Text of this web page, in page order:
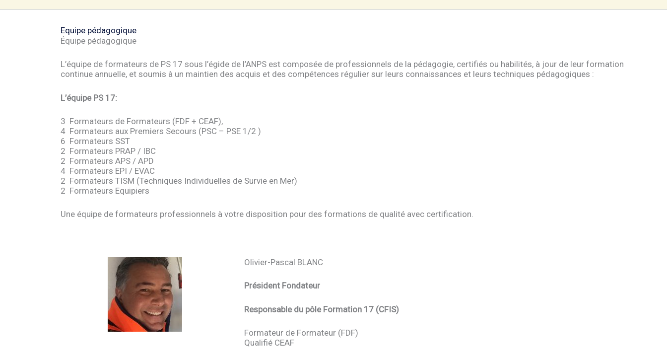
Equipe pédagogique
Équipe pédagogique
L’équipe de formateurs de PS 17 sous l’égide de l’ANPS est composée de professionnels de la pédagogie, certifiés ou habilités, à jour de leur formation
continue annuelle, et soumis à un maintien des acquis et des compétences régulier sur leurs connaissances et leurs techniques pédagogiques :
L’équipe PS 17:
3 Formateurs de Formateurs (FDF + CEAF),
4 Formateurs aux Premiers Secours (PSC – PSE 1/2 )
6 Formateurs SST
2 Formateurs PRAP / IBC
2 Formateurs APS / APD
4 Formateurs EPI / EVAC
2 Formateurs TISM (Techniques Individuelles de Survie en Mer)
2 Formateurs Equipiers
Une équipe de formateurs professionnels à votre disposition pour des formations de qualité avec certification.
Olivier-Pascal BLANC
Président Fondateur
Responsable du pôle Formation 17 (CFIS)
Formateur de Formateur (FDF)
Qualifié CEAF